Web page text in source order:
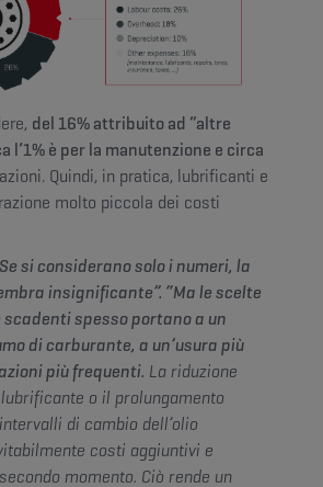
del 16% attribuito ad “altre
l’1% è per la manutenzione e circa
Quindi, in pratica, lubrificanti e
molto piccola dei costi
si considerano solo i numeri, la
insignificante”. “Ma le scelte
spesso portano a un
di carburante, a un’usura più
più frequenti. La riduzione
o il prolungamento
di cambio dell’olio
costi aggiuntivi e
momento. Ciò rende un